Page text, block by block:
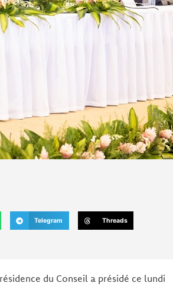
Telegram Threads
du Conseil a présidé ce lundi